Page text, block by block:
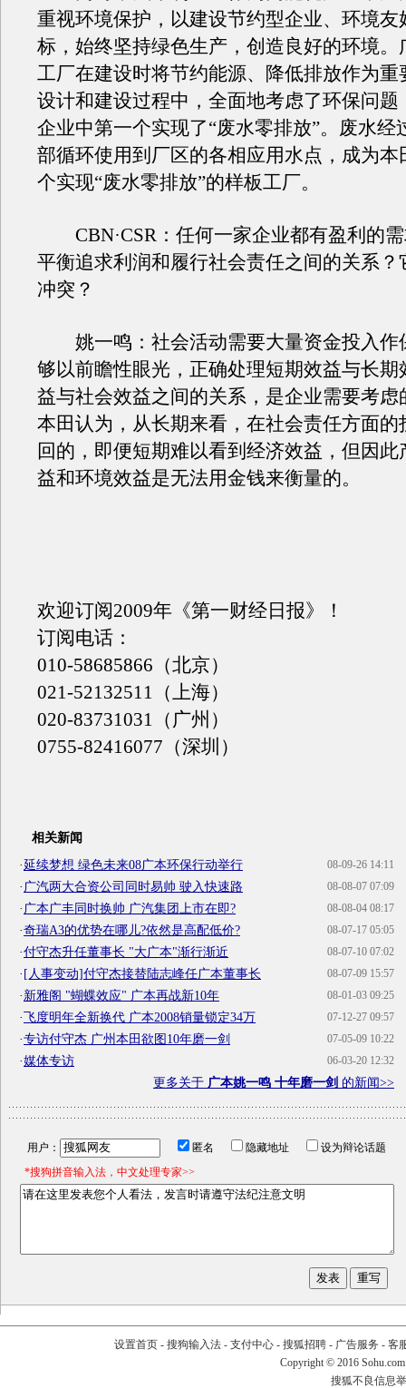
重视环境保护，以建设节约型企业、环境友
标，始终坚持绿色生产，创造良好的环境。
工厂在建设时将节约能源、降低排放作为重
设计和建设过程中，全面地考虑了环保问题
企业中第一个实现了“废水零排放”。废水经
部循环使用到厂区的各相应用水点，成为本
个实现“废水零排放”的样板工厂。
CBN·CSR：任何一家企业都有盈利的
平衡追求利润和履行社会责任之间的关系？
冲突？
姚一鸣：社会活动需要大量资金投入作
够以前瞻性眼光，正确处理短期效益与长期
益与社会效益之间的关系，是企业需要考虑
本田认为，从长期来看，在社会责任方面的
回的，即便短期难以看到经济效益，但因此
益和环境效益是无法用金钱来衡量的。
欢迎订阅2009年《第一财经日报》！
订阅电话：
010-58685866（北京）
021-52132511（上海）
020-83731031（广州）
0755-82416077（深圳）
相关新闻
08-09-26 14:11
·延续梦想 绿色未来08广本环保行动举行
08-08-07 07:09
· 广汽两大合资公司同时易帅 驶入快速路
08-08-04 08:17
· 广本广丰同时换帅 广汽集团上市在即?
08-07-17 05:05
·奇瑞A3的优势在哪儿?依然是高配低价?
08-07-10 07:02
·付守杰升任董事长 "大广本"渐行渐近
08-07-09 15:57
·[人事变动]付守杰接替陆志峰任广本董事长
08-01-03 09:25
·新雅阁 "蝴蝶效应" 广本再战新10年
07-12-27 09:57
·飞度明年全新换代 广本2008销量锁定34万
07-05-09 10:22
·专访付守杰 广州本田欲图10年磨一剑
06-03-20 12:32
·媒体专访
更多关于 广本姚一鸣 十年磨一剑 的新闻>>
用户： 匿名 隐藏地址
设为辩论话题
*搜狗拼音输入法，中文处理专家>>
设置首页- 搜狗输入法- 支付中心- 搜狐招聘- 广告服务 - 客
Copyright © 2016
搜狐不良信息